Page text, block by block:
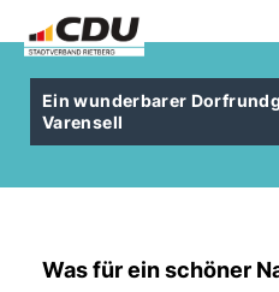
Ein wunderbarer
Varensell
Was für ein schöner